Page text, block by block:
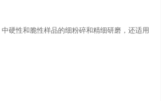
硬性和脆性样品的细粉碎和精细研磨，还适用